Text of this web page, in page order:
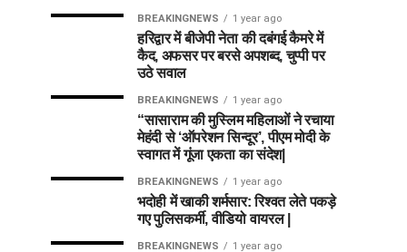
BREAKINGNEWS 1 year ago
हरिद्वार में बीजेपी नेता की दबंगई कैमरे में
कैद, अफसर पर बरसे अपशब्द, चुप्पी पर
उठे सवाल
BREAKINGNEWS 1 year ago
“सासाराम की मुस्लिम महिलाओं ने रचाया
मेहंदी से ‘ऑपरेशन सिन्दूर’, पीएम मोदी के
स्वागत में गूंजा एकता का संदेश|
BREAKINGNEWS 1 year ago
भदोही में खाकी शर्मसार: रिश्वत लेते पकड़े
गए पुलिसकर्मी, वीडियो वायरल |
BREAKINGNEWS 1 year ago